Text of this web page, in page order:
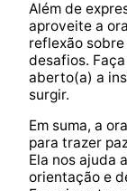
Além de
aproveite a
reflexão
desafios.
aberto(a) a
surgir.
Em suma, a
para trazer
Ela nos ajuda
orientação e